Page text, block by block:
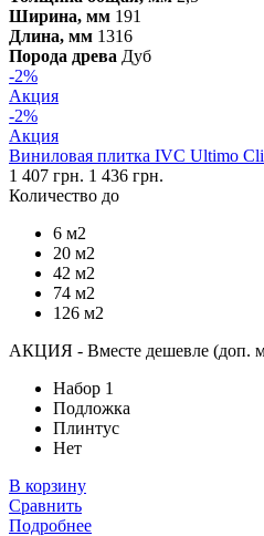
Ширина, мм 191
Длина, мм 1316
Порода древа Дуб
-2%
Акция
-2%
Акция
Виниловая плитка IVC Ultimo
1 407 грн. 1 436 грн.
Количество до
6 м2
20 м2
42 м2
74 м2
126 м2
АКЦИЯ - Вместе дешевле (доп.
Набор 1
Подложка
Плинтус
Нет
В корзину
Сравнить
Подробнее